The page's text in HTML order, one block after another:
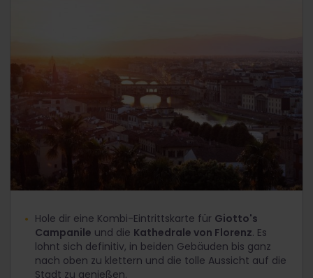
Hole dir eine Kombi-Eintrittskarte für Giotto's
Campanile und die Kathedrale von Florenz. Es
lohnt sich definitiv, in beiden Gebäuden bis ganz
nach oben zu klettern und die tolle Aussicht auf die
Stadt zu genießen.